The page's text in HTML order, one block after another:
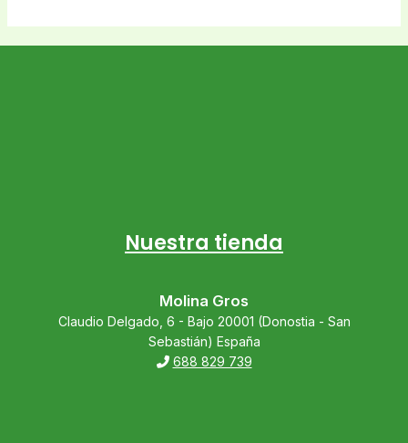
Nuestra tienda
Molina Gros
Claudio Delgado, 6 - Bajo 20001 (Donostia - San
Sebastián) España
688 829 739